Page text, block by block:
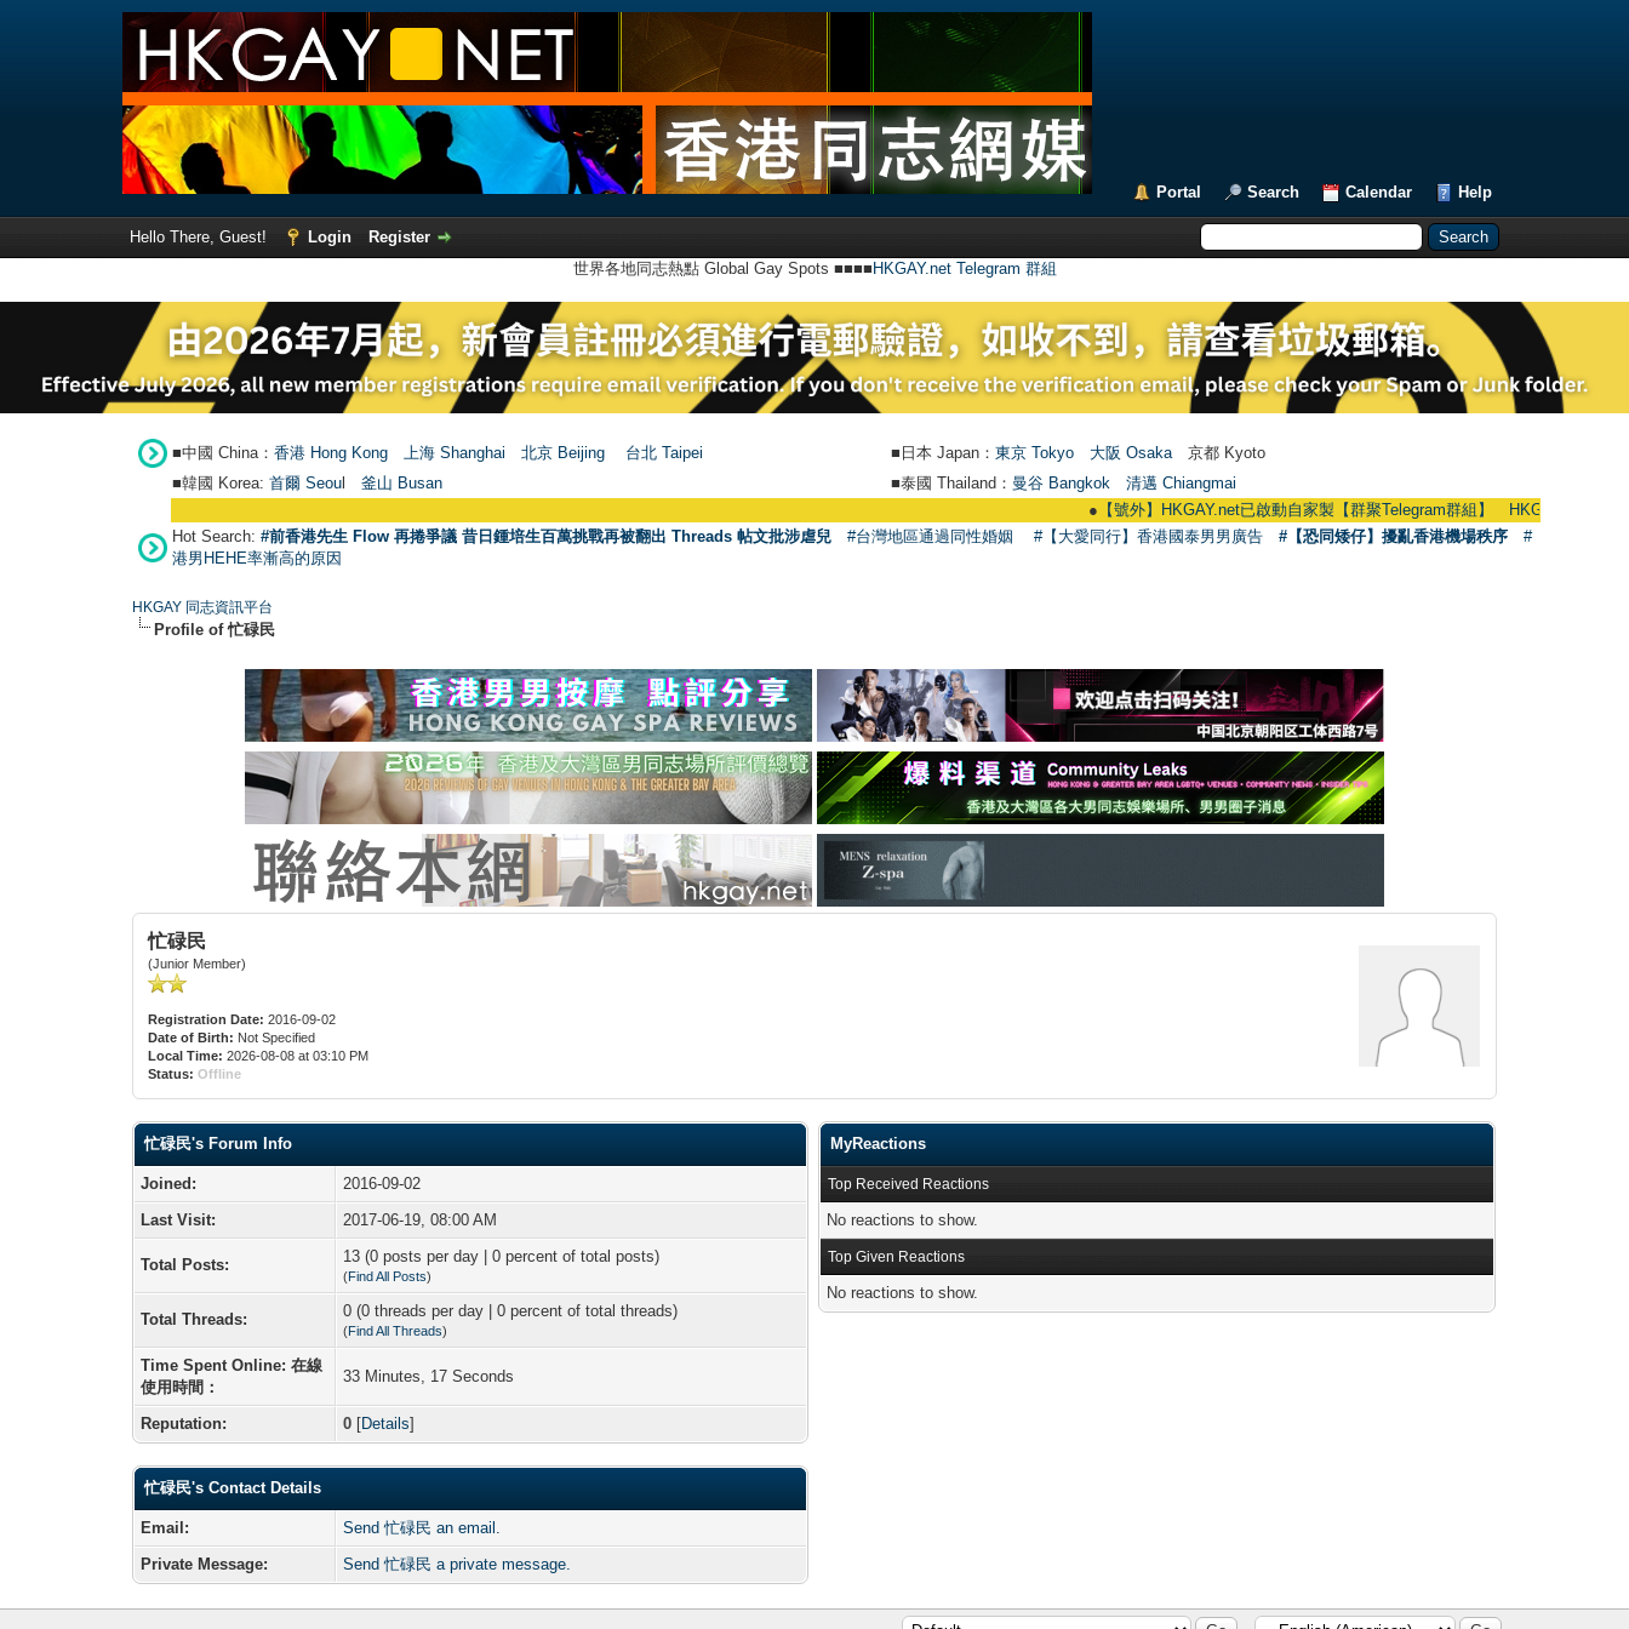
Portal Search Calendar Help
Hello There, Guest! Login
Register
世界各地同志熱點 Global Gay Spots ■■■■ HKGAY.net Telegram 群組
■中國 China： 香港 Hong Kong 上海 Shanghai 北京 Beijing 台北 Taipei ■日本 Japan： 東京 Tokyo 大阪 Osaka 京都 Kyoto
■韓國 Korea: 首爾 Seou 釜山 Busan ■泰國 Thailand： 曼谷 Bangkok
清邁 Chiangmai
【號外】HKGAY.net已啟動自家製【群聚Telegram群組】 HKGAY.net has
Hot Search: #前香港先生 Flow 再捲爭議 昔日鍾培生百萬挑戰再被翻出 Threads 帖文批涉虐兒 #台灣地區通過同性婚姻 #【大愛同行】香港國泰男男廣告 #【恐同矮仔】擾亂香港機場秩序
#
港男HEHE率漸高的原因
HKGAY 同志資訊平台
Profile of 忙碌民
忙碌民
(Junior Member)
Registration Date: 2016-09-02
Date of Birth: Not Specified
Local Time: 2026-08-08 at 03:10 PM
Status: Offline
忙碌民's Forum Info
Joined:
2016-09-02
Last Visit:
2017-06-19, 08:00 AM
Total Posts: 13 (0 posts per day | 0 percent of total posts)
(Find All Posts)
Total Threads: 0 (0 threads per day | 0 percent of total threads)
(Find All Threads)
Time Spent Online: 在線
使用時間：
33 Minutes, 17 Seconds
Reputation: 0 [Details]
忙碌民's Contact Details
Email:
Send 忙碌民 an email.
Private Message:
Send 忙碌民 a private message.
MyReactions
Top Received Reactions
No reactions to show.
Top Given Reactions
No reactions to show.